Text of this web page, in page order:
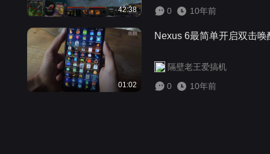
42:38
0
10年前
01:02
Nexus 6最简单开启双击唤
隔壁老王爱搞机
0
10年前